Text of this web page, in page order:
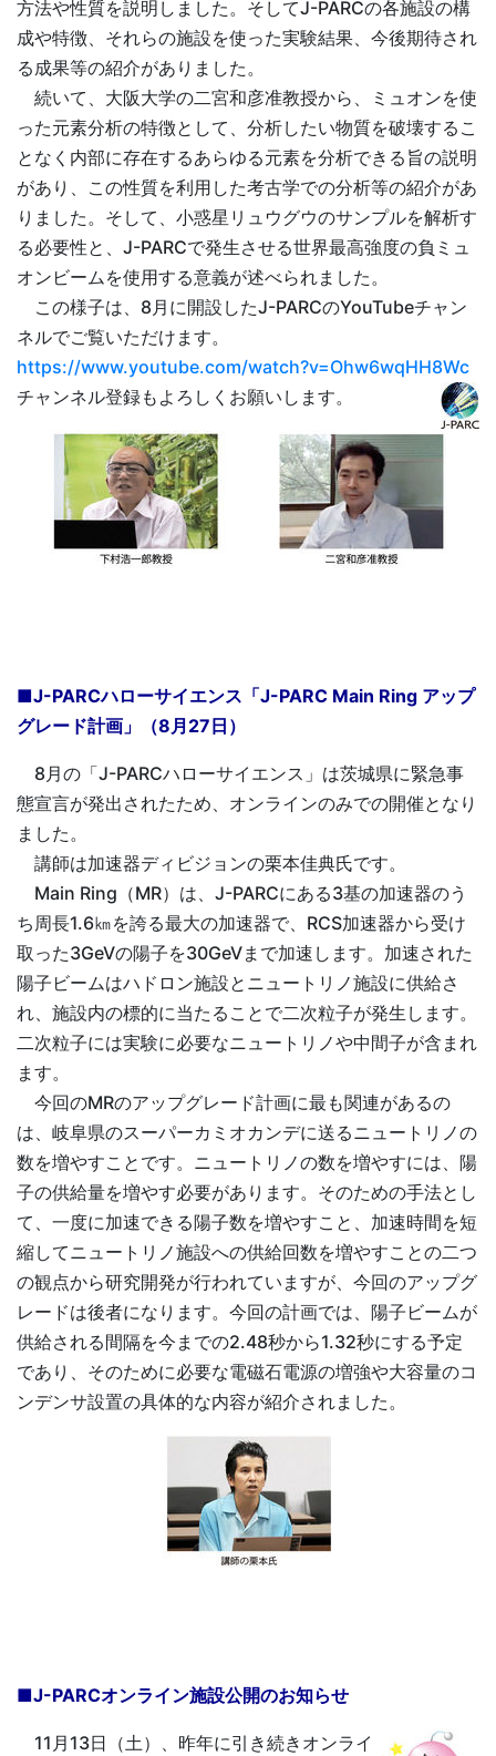
方法や性質を説明しました。そしてJ-PARCの各施設の構
成や特徴、それらの施設を使った実験結果、今後期待され
る成果等の紹介がありました。
続いて、大阪大学の二宮和彦准教授から、ミュオンを使
った元素分析の特徴として、分析したい物質を破壊するこ
となく内部に存在するあらゆる元素を分析できる旨の説明
があり、この性質を利用した考古学での分析等の紹介があ
りました。そして、小惑星リュウグウのサンプルを解析す
る必要性と、J-PARCで発生させる世界最高強度の負ミュ
オンビームを使用する意義が述べられました。
この様子は、8月に開設したJ-PARCのYouTubeチャン
ネルでご覧いただけます。
https://www.youtube.com/watch?v=Ohw6wqHH8Wc
チャンネル登録もよろしくお願いします。
■J-PARCハローサイエンス「J-PARC Main Ring アップ
グレード計画」（8月27日）
8月の「J-PARCハローサイエンス」は茨城県に緊急事
態宣言が発出されたため、オンラインのみでの開催となり
ました。
講師は加速器ディビジョンの栗本佳典氏です。
Main Ring（MR）は、J-PARCにある3基の加速器のう
ち周長1.6㎞を誇る最大の加速器で、RCS加速器から受け
取った3GeVの陽子を30GeVまで加速します。加速された
陽子ビームはハドロン施設とニュートリノ施設に供給さ
れ、施設内の標的に当たることで二次粒子が発生します。
二次粒子には実験に必要なニュートリノや中間子が含まれ
ます。
今回のMRのアップグレード計画に最も関連があるの
は、岐阜県のスーパーカミオカンデに送るニュートリノの
数を増やすことです。ニュートリノの数を増やすには、陽
子の供給量を増やす必要があります。そのための手法とし
て、一度に加速できる陽子数を増やすこと、加速時間を短
縮してニュートリノ施設への供給回数を増やすことの二つ
の観点から研究開発が行われていますが、今回のアップグ
レードは後者になります。今回の計画では、陽子ビームが
供給される間隔を今までの2.48秒から1.32秒にする予定
であり、そのために必要な電磁石電源の増強や大容量のコ
ンデンサ設置の具体的な内容が紹介されました。
■J-PARCオンライン施設公開のお知らせ
11月13日（土）、昨年に引き続きオンライ